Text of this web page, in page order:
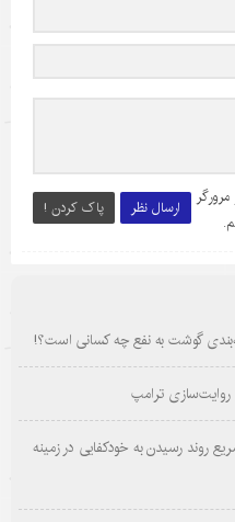
ارسال نظر پاک کردن !
گوشت به نفع چه کسانی است؟!
ترامپ
روند رسیدن به خودکفایی در زمینه